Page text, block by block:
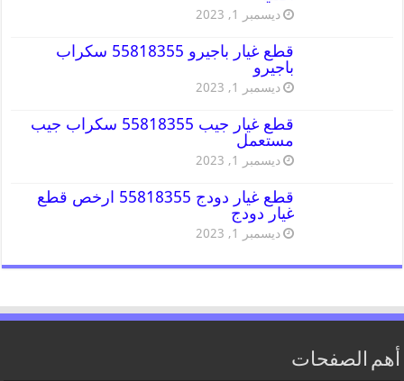
ديسمبر 1, 2023
قطع غيار باجيرو 55818355 سكراب
باجيرو
ديسمبر 1, 2023
قطع غيار جيب 55818355 سكراب جيب
مستعمل
ديسمبر 1, 2023
قطع غيار دودج 55818355 ارخص قطع
غيار دودج
ديسمبر 1, 2023
أهم الصفحات